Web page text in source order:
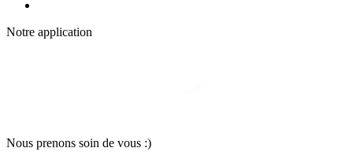
Notre application
Nous prenons soin de vous :)